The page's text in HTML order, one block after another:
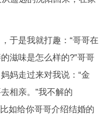
于是我就打趣：“哥哥在
滋味是怎么样的?”哥哥
妈走过来对我说：“金
相亲。”我不解的
如给你哥哥介绍结婚的